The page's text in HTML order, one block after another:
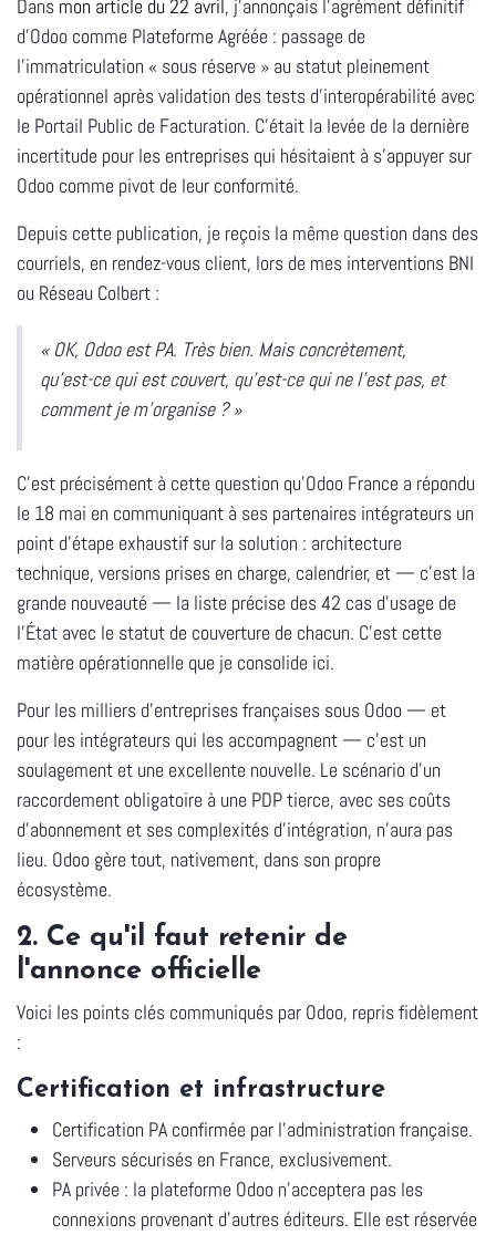
Dans mon article du 22 avril , j'annonçais l'agrément définitif
d'Odoo comme Plateforme Agréée : passage de
l'immatriculation « sous réserve » au statut pleinement
opérationnel après validation des tests d'interopérabilité avec
le Portail Public de Facturation. C'était la levée de la dernière
incertitude pour les entreprises qui hésitaient à s'appuyer sur
Odoo comme pivot de leur conformité.
Depuis cette publication, je reçois la même question dans des
courriels, en rendez-vous client, lors de mes interventions BNI
ou Réseau Colbert :
« OK, Odoo est PA. Très bien. Mais concrètement,
qu'est-ce qui est couvert, qu'est-ce qui ne l'est pas, et
comment je m'organise ? »
C'est précisément à cette question qu'Odoo France a répondu
le 18 mai en communiquant à ses partenaires intégrateurs un
point d'étape exhaustif sur la solution : architecture
technique, versions prises en charge, calendrier, et — c'est la
grande nouveauté — la liste précise des 42 cas d'usage de
l'État avec le statut de couverture de chacun. C'est cette
matière opérationnelle que je consolide ici.
Pour les milliers d'entreprises françaises sous Odoo — et
pour les intégrateurs qui les accompagnent — c'est un
soulagement et une excellente nouvelle. Le scénario d'un
raccordement obligatoire à une PDP tierce, avec ses coûts
d'abonnement et ses complexités d'intégration, n'aura pas
lieu. Odoo gère tout, nativement, dans son propre
écosystème.
2. Ce qu'il faut retenir de
l'annonce officielle
Voici les points clés communiqués par Odoo, repris fidèlement
:
Certification et infrastructure
Certification PA confirmée par l'administration française.
Serveurs sécurisés en France, exclusivement.
PA privée : la plateforme Odoo n'acceptera pas les
connexions provenant d'autres éditeurs. Elle est réservée